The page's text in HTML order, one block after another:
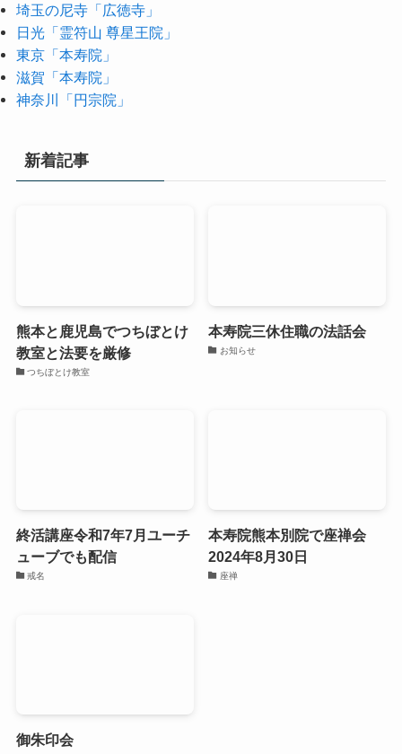
埼玉の尼寺「広徳寺」
日光「霊符山 尊星王院」
東京「本寿院」
滋賀「本寿院」
神奈川「円宗院」
新着記事
熊本と鹿児島でつちぼとけ
教室と法要を厳修
つちぼとけ教室
本寿院三休住職の法話会
お知らせ
終活講座令和7年7月ユーチ
ューブでも配信
戒名
本寿院熊本別院で座禅会
2024年8月30日
座禅
御朱印会